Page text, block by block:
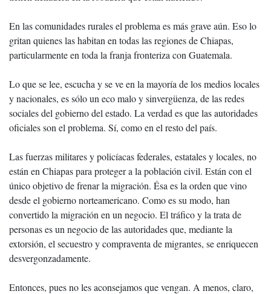
En las comunidades rurales el problema es más grave aún. Eso lo
gritan quienes las habitan en todas las regiones de Chiapas,
particularmente en toda la franja fronteriza con Guatemala.
Lo que se lee, escucha y se ve en la mayoría de los medios locales
y nacionales, es sólo un eco malo y sinvergüenza, de las redes
sociales del gobierno del estado. La verdad es que las autoridades
oficiales son el problema. Sí, como en el resto del país.
Las fuerzas militares y policíacas federales, estatales y locales, no
están en Chiapas para proteger a la población civil. Están con el
único objetivo de frenar la migración. Ésa es la orden que vino
desde el gobierno norteamericano. Como es su modo, han
convertido la migración en un negocio. El tráfico y la trata de
personas es un negocio de las autoridades que, mediante la
extorsión, el secuestro y compraventa de migrantes, se enriquecen
desvergonzadamente.
Entonces, pues no les aconsejamos que vengan. A menos, claro,